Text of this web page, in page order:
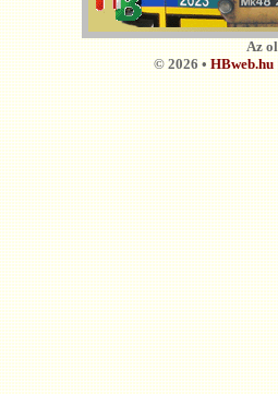
Az
© 2026 •HBweb.hu